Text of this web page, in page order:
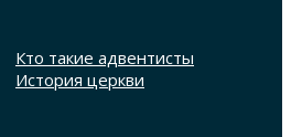
Кто такие адвентисты
История церкви